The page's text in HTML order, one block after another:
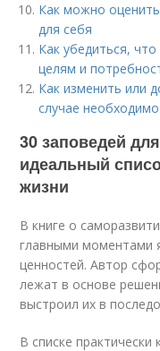
Как можно
для себя
Как убедиться,
целям и
Как изменить или
случае
30 заповедей
идеальный
жизни
В книге о
главными моментами
ценностей. Автор
лежат в основе
выстроил их в
В списке